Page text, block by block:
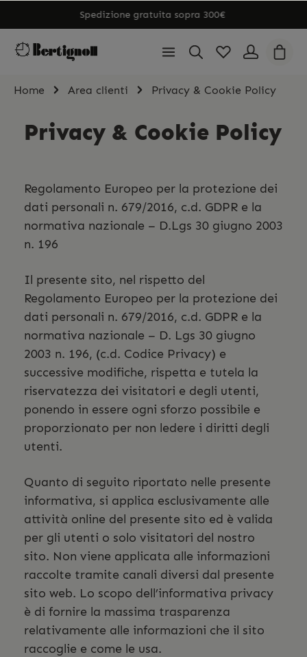
Spedizione gratuita sopra 300€
Home Area clienti Privacy & Cookie Policy
Privacy & Cookie Policy
Regolamento Europeo per la protezione dei
dati personali n. 679/2016, c.d. GDPR e la
normativa nazionale – D.Lgs 30 giugno 2003
n. 196
Il presente sito, nel rispetto del
Regolamento Europeo per la protezione dei
dati personali n. 679/2016, c.d. GDPR e la
normativa nazionale – D. Lgs 30 giugno
2003 n. 196, (c.d. Codice Privacy) e
successive modifiche, rispetta e tutela la
riservatezza dei visitatori e degli utenti,
ponendo in essere ogni sforzo possibile e
proporzionato per non ledere i diritti degli
utenti.
Quanto di seguito riportato nelle presente
informativa, si applica esclusivamente alle
attività online del presente sito ed è valida
per gli utenti o solo visitatori del nostro
sito. Non viene applicata alle informazioni
raccolte tramite canali diversi dal presente
sito web. Lo scopo dell’informativa privacy
è di fornire la massima trasparenza
relativamente alle informazioni che il sito
raccoglie e come le usa.